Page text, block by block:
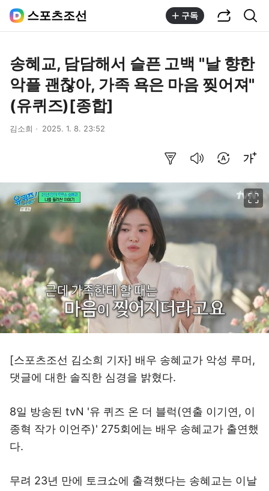
스포츠조선 구독
송혜교, 담담해서 슬픈 고백 "날 향한
악플 괜찮아, 가족 욕은 마음 찢어져"
(유퀴즈)[종합]
김소희 2025. 1. 8. 23:52
[스포츠조선 김소희 기자] 배우 송혜교가 악성 루머,
댓글에 대한 솔직한 심경을 밝혔다.
8일 방송된 tvN '유 퀴즈 온 더 블럭(연출 이기연, 이
종혁 작가 이언주)' 275회에는 배우 송혜교가 출연했
다.
무려 23년 만에 토크쇼에 출격했다는 송혜교는 이날